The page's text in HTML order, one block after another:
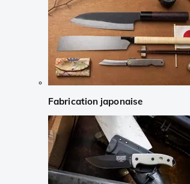
Fabrication japonaise